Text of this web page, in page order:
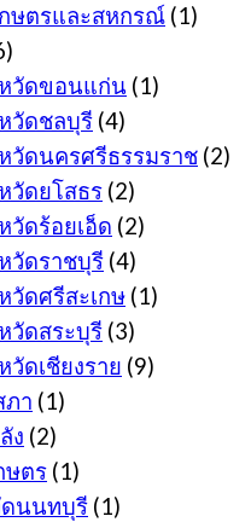
ษตรและสหกรณ์ (1)
วัดขอนแก่น (1)
วัดชลบุรี (4)
วัดนครศรีธรรมราช (2)
วัดยโสธร (2)
ดร้อยเอ็ด (2)
วัดราชบุรี (4)
ดศรีสะเกษ (1)
วัดสระบุรี (3)
ดเชียงราย (9)
ภา (1)
ง (2)
ษตร (1)
ดนนทบุรี (1)